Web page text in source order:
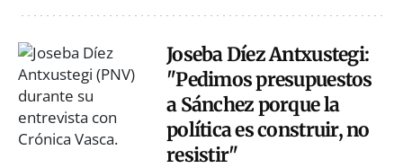
Joseba Díez Antxustegi:
"Pedimos presupuestos
a Sánchez porque la
política es construir, no
resistir"